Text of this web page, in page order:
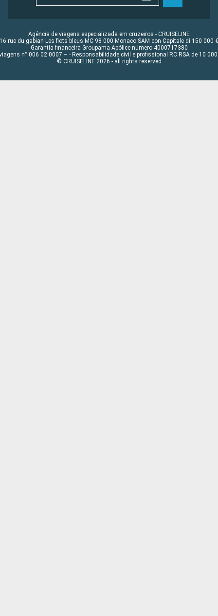
Agência de viagens especializada em cruzeiros - CRUISELINE
16 rue du gabian Les flots bleus MC 98 000 Monaco SAM con Capitale di 150 000 €
Garantia financeira Groupama Apólice número 4000717380
n° 006 02 0007 – - Responsabilidade civil e profissional RC RSA de 10 000
© CRUISELINE 2026 - all rights reserved